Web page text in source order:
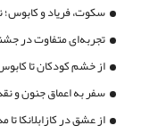
سکوت، فریاد و
تجربه‌ای متفاوت در
از خشم کودکان تا
سفر به اعماق جنون و
از عشق در کازابلانکا